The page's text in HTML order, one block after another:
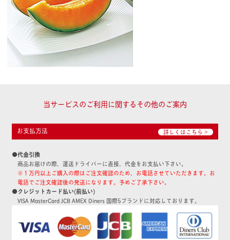
当サービスのご利用に関するその他のご案内
お支払方法 詳しくはこちら >
●代金引換
商品お届けの際、運送ドライバーに直接、代金をお支払い下さい。
※１万円以上ご購入の際はご注文確認のため、お電話させていただきます。お
電話でご注文確認後の発送になります。予めご了承下さい。
●クレジットカード払い(前払い)
VISA MasterCard JCB AMEX Diners 国際5ブランドに対応しております。